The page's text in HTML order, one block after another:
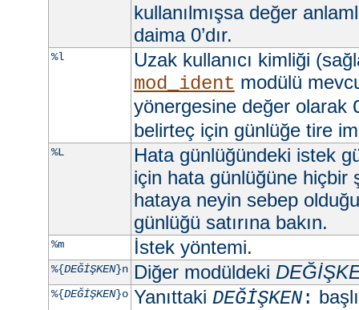
kullanılmışsa değer
daima 0’dır.
%l
Uzak kullanıcı kimliği
mod_ident modülü
yönergesine değer olarak
belirteç için günlüğe tire
%L
Hata günlüğündeki istek
için hata günlüğüne hiçbir
hataya neyin sebep
günlüğü satırına bakın.
%m İstek yöntemi.
%{DEĞİŞKEN}n Diğer modüldeki
%{DEĞİŞKEN}o Yanıttaki DEĞİŞKEN: